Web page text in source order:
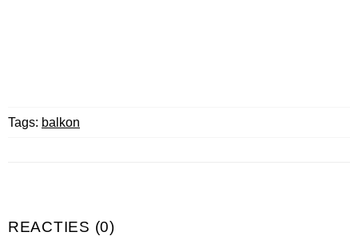
Tags: balkon
REACTIES (0)